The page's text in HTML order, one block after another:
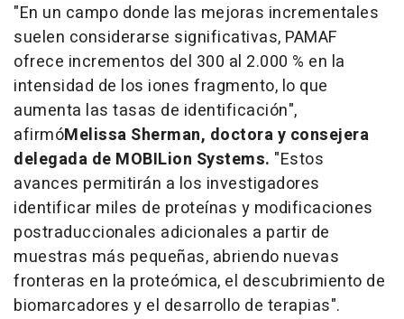
"En un campo donde las mejoras incrementales
suelen considerarse significativas, PAMAF
ofrece incrementos del 300 al 2.000 % en la
intensidad de los iones fragmento, lo que
aumenta las tasas de identificación",
afirmóMelissa Sherman, doctora y consejera
delegada de MOBILion Systems. "Estos
avances permitirán a los investigadores
identificar miles de proteínas y modificaciones
postraduccionales adicionales a partir de
muestras más pequeñas, abriendo nuevas
fronteras en la proteómica, el descubrimiento de
biomarcadores y el desarrollo de terapias".